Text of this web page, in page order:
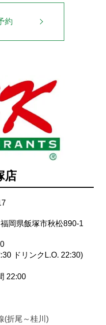
約
店
岡県飯塚市秋松890-1
ドリンクL.O. 22:30)
22:00
(折尾～桂川)